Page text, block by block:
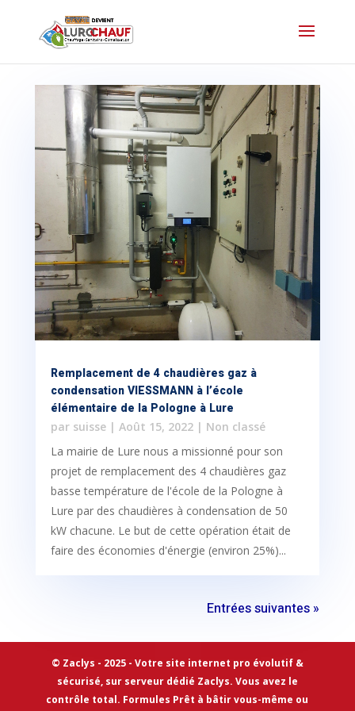
Remplacement de 4 chaudières gaz à
condensation VIESSMANN à l’école
élémentaire de la Pologne à Lure
par suisse| Août 15, 2022| Non classé
La mairie de Lure nous a missionné pour son
projet de remplacement des 4 chaudières gaz
basse température de l'école de la Pologne à
Lure par des chaudières à condensation de 50
kW chacune. Le but de cette opération était de
faire des économies d'énergie (environ 25%)...
Entrées suivantes »
© Zaclys - 2025 - Votre site internet pro évolutif &
sécurisé, sur serveur dédié Zaclys. Vous avez le
contrôle total. Formules Prêt à bâtir vous-même ou